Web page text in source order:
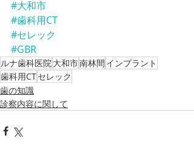
#大和市
#歯科用CT
#セレック
#GBR
ルナ歯科医院大和市南林間 インプラント
歯科用CTセレック
歯の知識
診察内容に関して